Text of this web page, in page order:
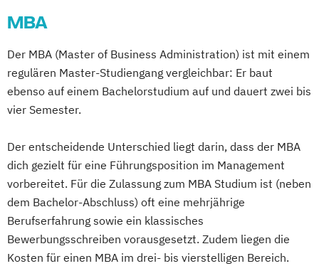
MBA
Der MBA (Master of Business Administration) ist mit einem
regulären Master-Studiengang vergleichbar: Er baut
ebenso auf einem Bachelorstudium auf und dauert zwei bis
vier Semester.
Der entscheidende Unterschied liegt darin, dass der MBA
dich gezielt für eine Führungsposition im Management
vorbereitet. Für die Zulassung zum MBA Studium ist (neben
dem Bachelor-Abschluss) oft eine mehrjährige
Berufserfahrung sowie ein klassisches
Bewerbungsschreiben vorausgesetzt. Zudem liegen die
Kosten für einen MBA im drei- bis vierstelligen Bereich.